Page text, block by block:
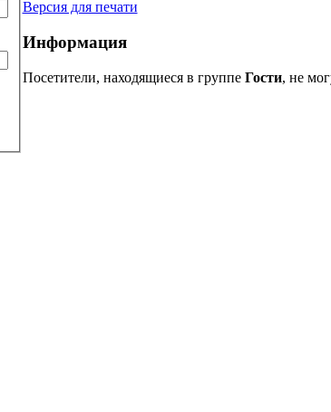
Версия для печати
Информация
Посетители, находящиеся в группе Гости, не